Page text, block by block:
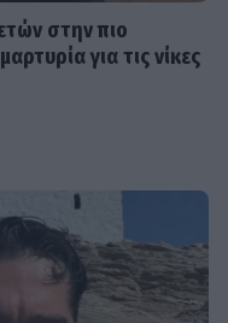
στην πιο
για τις νίκες